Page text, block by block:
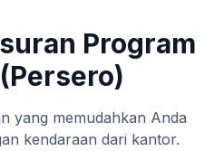
Program
yang memudahkan Anda
kendaraan dari kantor.